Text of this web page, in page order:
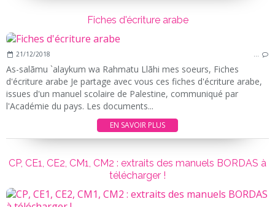
Fiches d'écriture arabe
21/12/2018 …
As-salãmu `alaykum wa Rahmatu Llãhi mes soeurs, Fiches
d'écriture arabe Je partage avec vous ces fiches d'écriture arabe,
issues d'un manuel scolaire de Palestine, communiqué par
l'Académie du pays. Les documents...
EN SAVOIR PLUS
CP, CE1, CE2, CM1, CM2 : extraits des manuels BORDAS à
télécharger !